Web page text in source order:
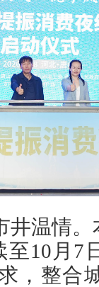
井温情
至10月7
，整合